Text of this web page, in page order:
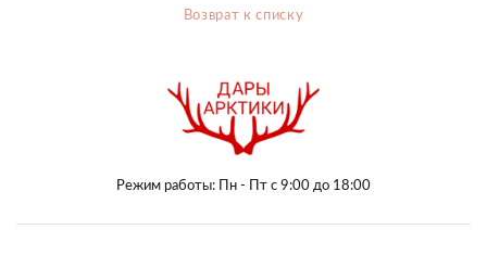
Возврат к списку
Режим работы: Пн - Пт с 9:00 до 18:00